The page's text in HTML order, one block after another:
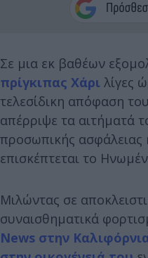
Σε μια εκ βαθέων
πρίγκιπας Χάρι λίγες
τελεσίδικη απόφαση
απέρριψε τα αιτήματά
προσωπικής
επισκέπτεται το
Μιλώντας σε
συναισθηματικά
News στην